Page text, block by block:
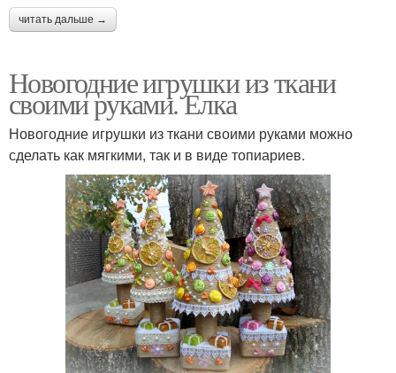
читать дальше →
Новогодние игрушки из ткани
своими руками. Елка
Новогодние игрушки из ткани своими руками можно
сделать как мягкими, так и в виде топиариев.